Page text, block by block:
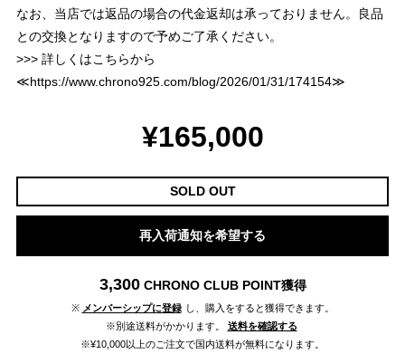
なお、当店では返品の場合の代金返却は承っておりません。良品
との交換となりますので予めご了承ください。
>>> 詳しくはこちらから
≪https://www.chrono925.com/blog/2026/01/31/174154≫
¥165,000
SOLD OUT
再入荷通知を希望する
3,300 CHRONO CLUB POINT獲得
※ メンバーシップに登録 し、購入をすると獲得できます。
※別途送料がかかります。
送料を確認する
※¥10,000以上のご注文で国内送料が無料になります。